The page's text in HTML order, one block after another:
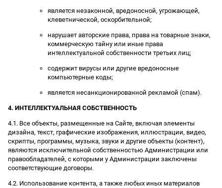
является незаконной, вредоносной, угрожающей,
клеветнической, оскорбительной;
нарушает авторские права, права на товарные знаки,
коммерческую тайну или иные права
интеллектуальной собственности третьих лиц;
содержит вирусы или другие вредоносные
компьютерные коды;
является несанкционированной рекламой (спам).
4. ИНТЕЛЛЕКТУАЛЬНАЯ СОБСТВЕННОСТЬ
4.1. Все объекты, размещенные на Сайте, включая элементы
дизайна, текст, графические изображения, иллюстрации, видео,
скрипты, программы, музыка, звуки и другие объекты (контент),
являются исключительной собственностью Администрации или
правообладателей, с которыми у Администрации заключены
соответствующие договоры.
4.2. Использование контента, а также любых иных материалов